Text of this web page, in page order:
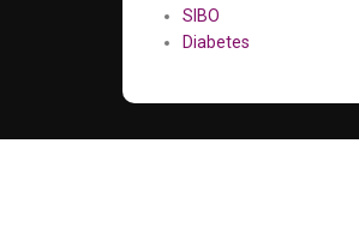
SIBO
Diabetes